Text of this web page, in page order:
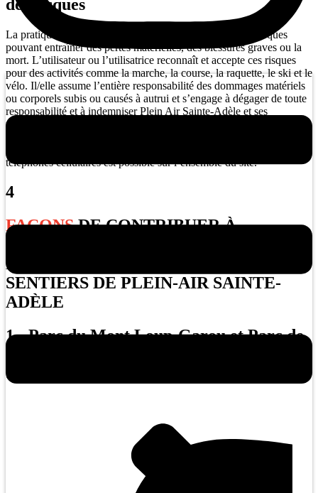
des risques
La pratique des activités en milieu naturel comporte des risques
pouvant entraîner des pertes matérielles, des blessures graves ou la
mort. L’utilisateur ou l’utilisatrice reconnaît et accepte ces risques
pour des activités comme la marche, la course, la raquette, le ski et le
vélo. Il/elle assume l’entière responsabilité des dommages matériels
ou corporels subis ou causés à autrui et s’engage à dégager de toute
responsabilité et à indemniser Plein Air Sainte-Adèle et ses
partenaires. En raison du terrain montagneux et de l’accès limité aux
téléphones cellulaires est possible sur l’ensemble du site.
4
FAÇONSDE CONTRIBUER À
DÉVELOPPEMENT DU RÉSEAU DE
SENTIERS DE PLEIN-AIR SAINTE-
ADÈLE
1 - Parc du Mont Loup-Garou et Parc de
obligatoire en tout temps.